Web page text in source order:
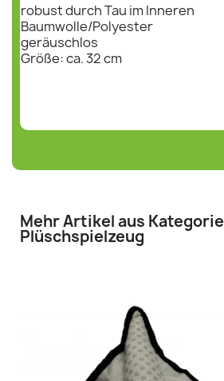
robust durch Tau im Inneren
Baumwolle/Polyester
geräuschlos
Größe: ca. 32 cm
Mehr Artikel aus Kategorie
Plüschspielzeug